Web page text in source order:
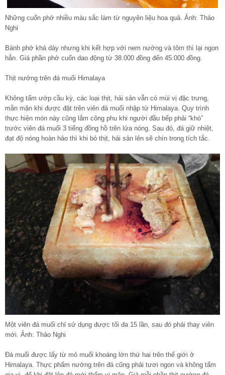
Những cuốn phở nhiều màu sắc làm từ nguyên liệu hoa quả. Ảnh: Thảo
Nghi
Bánh phở khá dày nhưng khi kết hợp với nem nướng và tôm thì lại ngon
hẳn. Giá phần phở cuốn dao động từ 38.000 đồng đến 45.000 đồng.
Thịt nướng trên đá muối Himalaya
Không tẩm ướp cầu kỳ, các loại thịt, hải sản vẫn có mùi vị đặc trưng,
mằn mặn khi được đặt trên viên đá muối nhập từ Himalaya. Quy trình
thực hiện món này cũng lắm công phu khi người đầu bếp phải “khò”
trước viên đá muối 3 tiếng đồng hồ trên lửa nóng. Sau đó, đá giữ nhiệt,
đạt độ nóng hoàn hảo thì khi bỏ thịt, hải sản lên sẽ chín trong tích tắc.
Một viên đá muối chỉ sử dụng được tối đa 15 lần, sau đó phải thay viên
mới. Ảnh: Thảo Nghi
Đá muối được lấy từ mỏ muối khoáng lớn thứ hai trên thế giới ở
Himalaya. Thực phẩm nướng trên đá cũng phải tươi ngon và không tẩm